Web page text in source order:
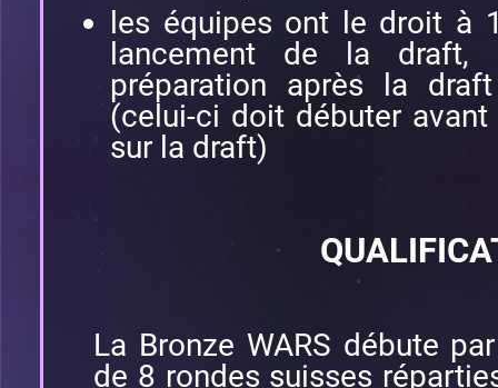
les équipes ont le droit à
lancement de la
préparation après la
(celui-ci doit débuter
sur la draft)
La Bronze WARS débute
de 8 rondes suisses